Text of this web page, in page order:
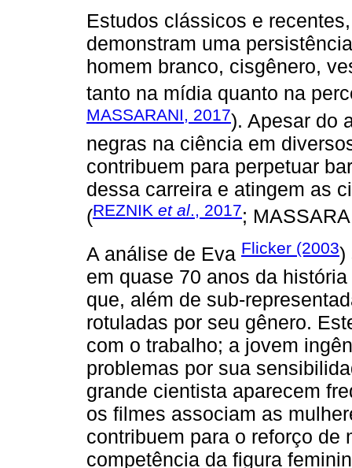
Estudos clássicos e
demonstram uma
homem branco, cisgênero,
tanto na mídia quanto na
MASSARANI, 2017). Apesar do
negras na ciência em
contribuem para perpetuar
dessa carreira e atingem as
(REZNIK et al., 2017;
A análise de Eva Flicker (2003)
em quase 70 anos da
que, além de sub-
rotuladas por seu gênero.
com o trabalho; a jovem
problemas por sua
grande cientista aparecem
os filmes associam as
contribuem para o reforço de
competência da figura